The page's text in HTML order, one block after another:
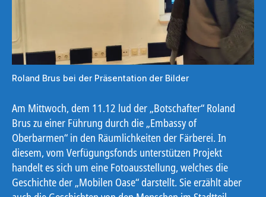
Roland Brus bei der Präsentation der Bilder
Am Mittwoch, dem 11.12 lud der „Botschafter“ Roland
Brus zu einer Führung durch die „Embassy of
Oberbarmen“ in den Räumlichkeiten der Färberei. In
diesem, vom Verfügungsfonds unterstützen Projekt
handelt es sich um eine Fotoausstellung, welches die
Geschichte der „Mobilen Oase“ darstellt. Sie erzählt aber